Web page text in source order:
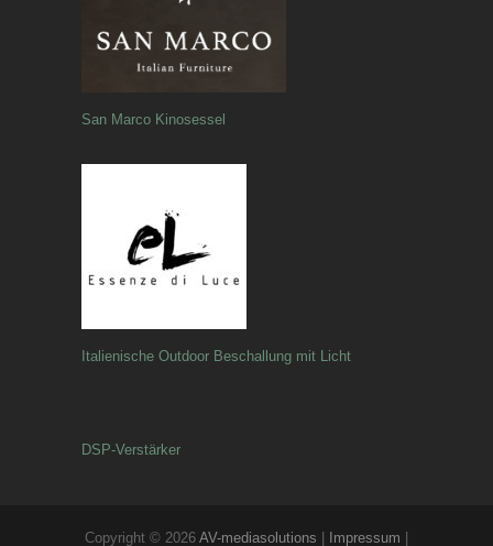
San Marco Kinosessel
Italienische Outdoor Beschallung mit Licht
DSP-Verstärker
Copyright © 2026 AV-mediasolutions Impressum